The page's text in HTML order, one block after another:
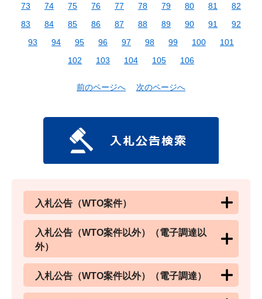
73
74 75 76 77 78 79 80 81
82
83
84 85 86 87 88 89 90 91
92
93
94 95 96 97 98 99 100
101
102
103 104 105 106
前のページへ 次のページへ
入札公告（WTO案件）
入札公告（WTO案件以外）（電子調達以
外）
入札公告（WTO案件以外）（電子調達）